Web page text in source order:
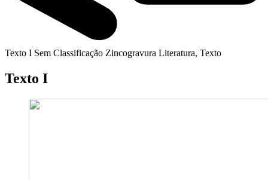
Texto I Sem Classificação Zincogravura Literatura, Texto
Texto I